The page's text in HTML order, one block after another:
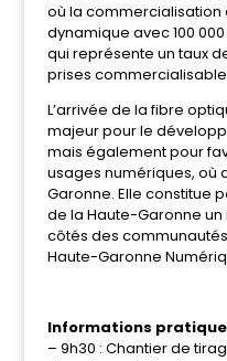
où la commercialisation
dynamique avec 100
qui représente un taux
prises
L’arrivée de la fibre
majeur pour le
mais également pour
usages numériques, où
Garonne. Elle constitue
de la Haute-Garonne un
côtés des
Haute-Garonne
Informations
– 9h30 : Chantier de